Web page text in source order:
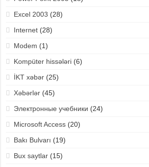
Excel 2003 (28)
Internet(28)
Modem (1)
Kompüter hissələri(6)
İKT xəbər(25)
Xəbərlər(45)
Электронные учебники (24)
Microsoft Access(20)
Bakı Bulvarı (19)
Bux saytlar(15)